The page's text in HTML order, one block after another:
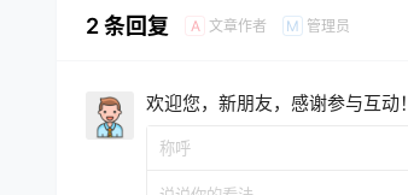
2 条回复 A 文章作者 M 管理员
欢迎您，新朋友，感谢参与互动！